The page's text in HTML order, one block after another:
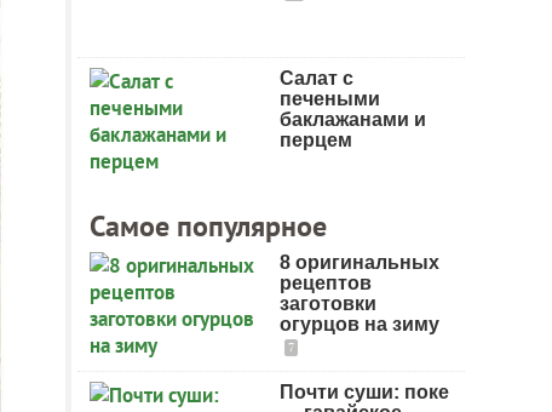
Салат с
печеными
баклажанами и
перцем
Самое популярное
8 оригинальных
рецептов
заготовки
огурцов на зиму
7
Почти суши: поке